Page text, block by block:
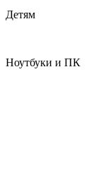
Детям
Ноутбуки и ПК